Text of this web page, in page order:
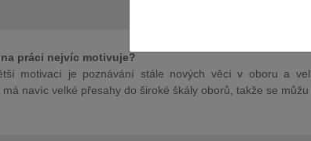
práci nejvíc motivuje?
motivací je poznávání stále nových věcí v oboru a
má navíc velké přesahy do široké škály oborů, takže se můžu